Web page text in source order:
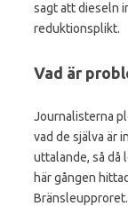
sagt att dieseln
reduktionsplikt.
Vad är
Journalisterna
vad de själva är
uttalande, så då
här gången